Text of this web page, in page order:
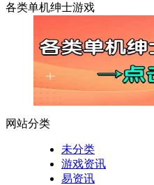
各类单机绅士游戏
网站分类
未分类
游戏资讯
易资讯